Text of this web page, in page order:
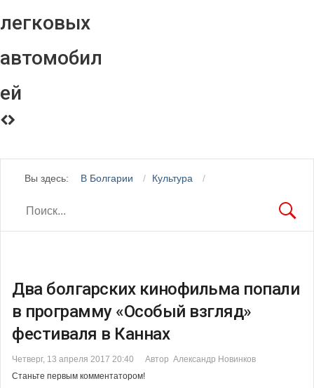
легковых
автомобил
ей
Вы здесь: В Болгарии Культура
Два болгарских кинофильма попали
в программу «Особый взгляд»
фестиваля в Каннах
Четверг, 13 апреля 2017 20:40
Автор Александр Новинков
Станьте первым комментатором!